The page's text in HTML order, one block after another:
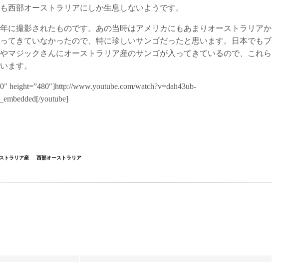
西部オーストラリアにしか生息しないようです。
に撮影されたものです。あの当時はアメリカにもあまりオーストラリアか
てきていなかったので、特に珍しいサンゴだったと思います。日本でもブ
マジックさんにオーストラリア産のサンゴが入ってきているので、これら
ます。
height=”480″]http://www.youtube.com/watch?v=dah43ub-
youtube]
トラリア産 西部オーストラリア